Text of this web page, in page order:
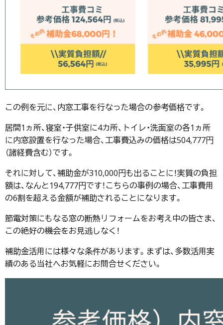
この例を元に、内窓工事を行なった場合の参考価格です。
居間1ヵ所、寝室・子供室に4カ所、トイレ・洗面室の各1ヵ所
に内窓設置を行なった場合、工事費込みの価格は504,777円
（諸経費含む）です。
それに対して、補助金が310,000円も出ることに！実質の負担
額は、なんと194,777円です！こちらの事例の場合、工事費用
の6割を超える金額が補助されることになります。
節電対策にもなる窓の断熱リフォームをお考え中の皆さま、
この絶好の機会をお見逃しなく！
補助金活用には様々な条件があります。まずは、多数活用実
績のある当社へお気軽にお問合せください。